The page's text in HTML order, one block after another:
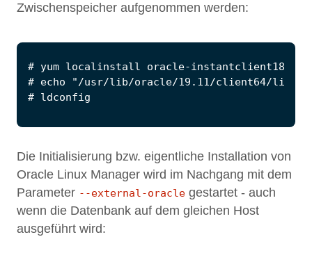
Zwischenspeicher aufgenommen werden:
Die Initialisierung bzw. eigentliche Installation von
Oracle Linux Manager wird im Nachgang mit dem
Parameter --external-oracle gestartet - auch
wenn die Datenbank auf dem gleichen Host
ausgeführt wird: